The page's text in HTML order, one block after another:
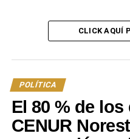
TRABAJO AUDIOVISUAL DE
NOTICIAS RELACIONADAS:
CLICK AQUÍ
POLÍTICA
El 80 % de
CENUR